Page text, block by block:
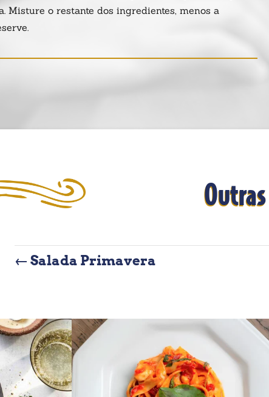
Misture o restante dos ingredientes, menos a
← Salada Primavera